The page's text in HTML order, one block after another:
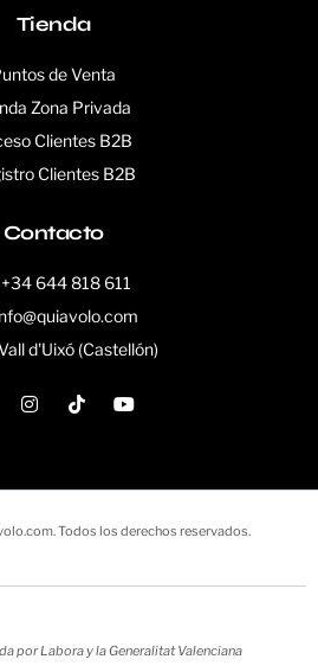
Tienda
de Venta
Zona Privada
Clientes B2B
Clientes B2B
Contacto
+34 644 818 611
d'Uixó (Castellón)
Todos los derechos reservados.
por Labora y la Generalitat Valenciana